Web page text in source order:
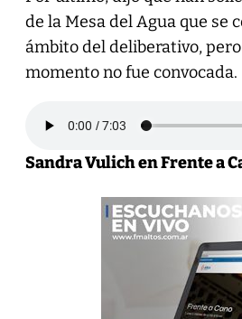
de la Mesa del Agua que se
ámbito del deliberativo,
momento no fue convocada.
Sandra Vulich en Frente a